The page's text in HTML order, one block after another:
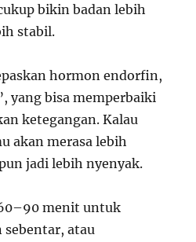
bikin badan lebih
stabil.
hormon endorfin,
yang bisa memperbaiki
ketegangan. Kalau
akan merasa lebih
jadi lebih nyenyak.
menit untuk
sebentar, atau